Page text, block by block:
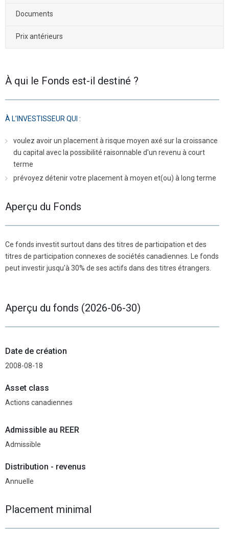
Documents
Prix antérieurs
À qui le Fonds est-il destiné ?
À L’INVESTISSEUR QUI :
voulez avoir un placement à risque moyen axé sur la croissance
du capital avec la possibilité raisonnable d'un revenu à court
terme
prévoyez détenir votre placement à moyen et(ou) à long terme
Aperçu du Fonds
Ce fonds investit surtout dans des titres de participation et des
titres de participation connexes de sociétés canadiennes. Le fonds
peut investir jusqu'à 30% de ses actifs dans des titres étrangers.
Aperçu du fonds (2026-06-30)
Date de création
2008-08-18
Asset class
Actions canadiennes
Admissible au REER
Admissible
Distribution - revenus
Annuelle
Placement minimal